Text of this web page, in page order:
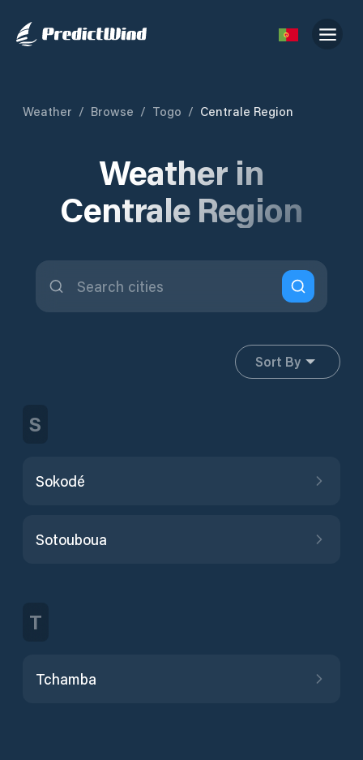
Weather / Browse / Togo / Centrale Region
Weather in
Centrale Region
Sort By
S
Sokodé
Sotouboua
T
Tchamba